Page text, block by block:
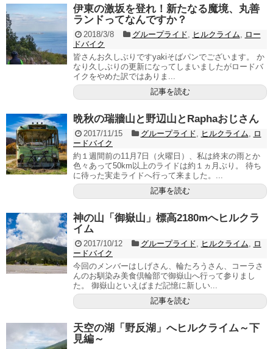
伊東の激坂を登れ！新たなる魔境、丸善
ランドってなんですか？
2018/3/8 グループライド ヒルクライム
ロー
ドバイク
皆さんお久しぶりですyakiそばパンでございます。 か
なり久しぶりの更新になってしまいましたがロードバ
イクをやめた訳ではありま...
記事を読む
晩秋の瑞牆山と野辺山とRaphaおじさん
2017/11/15 グループライド ヒルクライム
ロ
ードバイク
約１週間前の11月7日（火曜日）、私は終末の雨とか
色々あって50km以上のライドは約１ヵ月ぶり。 待ち
に待った実走ライドへ行って来ました。...
記事を読む
神の山「御嶽山」標高2180mへヒルクラ
イム
2017/10/12 グループライド ヒルクライム
ロ
ードバイク
今回のメンバーはしげさん、輪たろうさん、コーラさ
んのお馴染み美食倶輪部で御嶽山へ行って参りまし
た。 御嶽山といえばまだ記憶に新しい...
記事を読む
天空の湖「野反湖」へヒルクライム～下
見編～